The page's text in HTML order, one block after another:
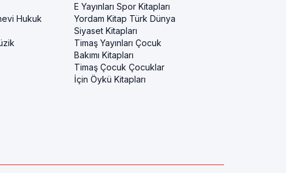
Hukuk
E Yayınları Spor Kitapları
Yordam Kitap Türk Dünya
Siyaset Kitapları
Timaş Yayınları Çocuk
Bakımı Kitapları
Timaş Çocuk Çocuklar
İçin Öykü Kitapları